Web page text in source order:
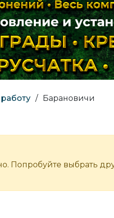
/ Барановичи
Попробуйте выбрать